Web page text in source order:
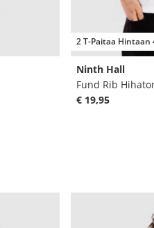
2 T-Paitaa Hintaan
Ninth Hall
Fund Rib
€ 19,95